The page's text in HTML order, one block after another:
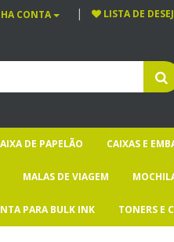
CONTA LISTA DE
DE PAPELÃO CAIXAS E
MALAS DE VIAGEM
PARA BULK INK TONERS E